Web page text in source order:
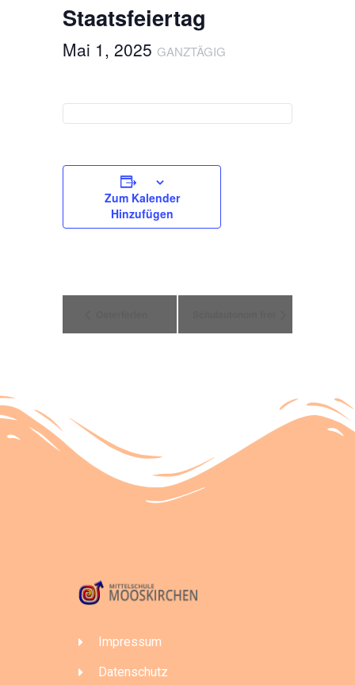
Staatsfeiertag
Mai 1, 2025 GANZTÄGIG
Zum Kalender
Hinzufügen
Impressum
Datenschutz